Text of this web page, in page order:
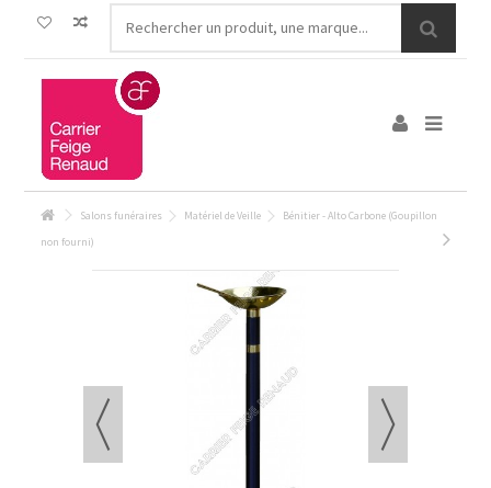
Salons funéraires Matériel de Veille
Bénitier - Alto Carbone (Goupillon
non fourni)